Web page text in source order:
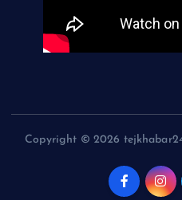
Copyright © 2026